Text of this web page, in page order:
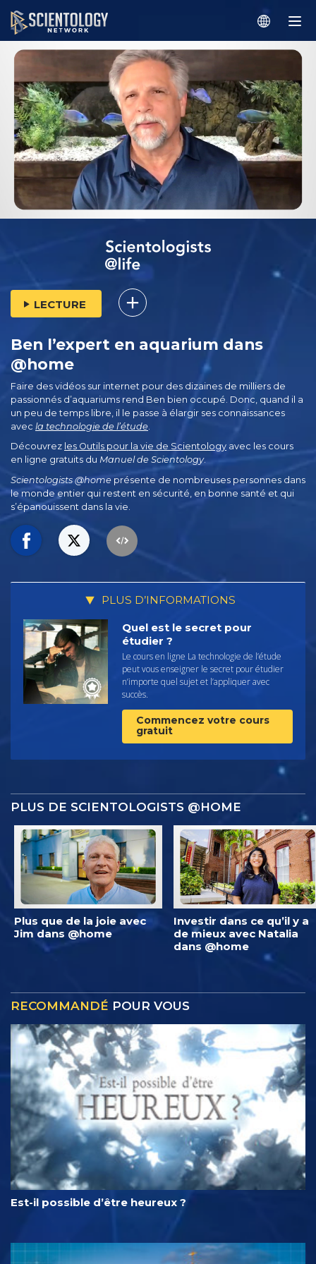
LECTURE
Ben l’expert en aquarium dans
@home
Faire des vidéos sur internet pour des dizaines de milliers de
passionnés d’aquariums rend Ben bien occupé. Donc, quand il a
un peu de temps libre, il le passe à élargir ses connaissances
avec la technologie de l’étude
Découvrez les Outils pour la vie de Scientology avec les cours
en ligne gratuits du Manuel de Scientology.
Scientologists @home présente de nombreuses personnes dans
le monde entier qui restent en sécurité, en bonne santé et qui
s’épanouissent dans la vie.
PLUS D’INFORMATIONS
Quel est le secret pour
étudier ?
Le cours en ligne La technologie de l’étude
peut vous enseigner le secret pour étudier
n’importe quel sujet et l’appliquer avec
succès.
Commencez votre cours
gratuit
PLUS DE SCIENTOLOGISTS @HOME
Plus que de la joie avec
Jim dans @home
Investir dans ce qu’il y a
de mieux avec Natalia
dans @home
RECOMMANDÉ POUR VOUS
Est-il possible d’être heureux ?